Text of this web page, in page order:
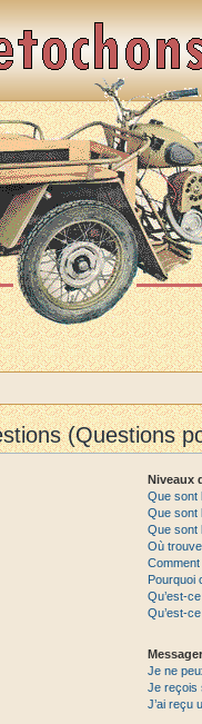
(Questions
Niveaux
Que sont
Que sont
Que sont
Où
Pourquoi
Qu’est-
Qu’est-
Je ne
Je reçois
J’ai reçu